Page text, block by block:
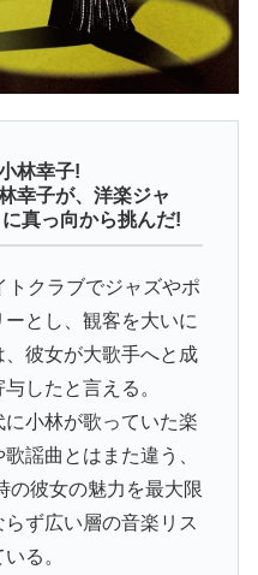
林幸子!
幸子が、洋楽ジャ
真っ向から挑んだ!
クラブでジャズやポ
とし、観客を大いに
彼女が大歌手へと成
したと言える。
小林が歌っていた楽
謡曲とはまた違う、
の彼女の魅力を最大限
ず広い層の音楽リス
る。